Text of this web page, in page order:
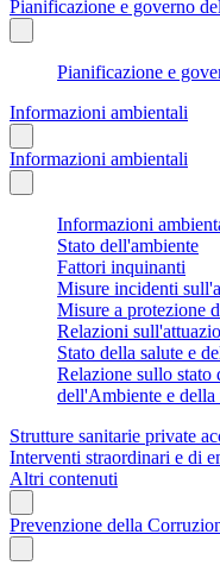
Pianificazione e governo
Pianificazione e
Informazioni ambientali
Informazioni ambientali
Informazioni
Stato dell'ambiente
Fattori inquinanti
Misure incidenti
Misure a protezione
Relazioni
Stato della salute e
Relazione sullo
dell'Ambiente e
Strutture sanitarie private
Interventi straordinari e di
Altri contenuti
Prevenzione della